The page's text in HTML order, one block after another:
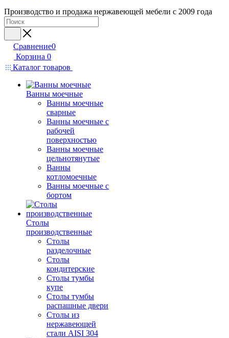
Производство и продажа нержавеющей мебели с 2009 года
Сравнение0
Корзина 0
Каталог товаров
Ванны моечные
Ванны моечные
сварные
Ванны моечные с
рабочей
поверхностью
Ванны моечные
цельнотянутые
Ванны
котломоечные
Ванны моечные с
бортом
Столы
производственные
Столы
разделочные
Столы
кондитерские
Столы тумбы
купе
Столы тумбы
распашные двери
Столы из
нержавеющей
стали AISI 304